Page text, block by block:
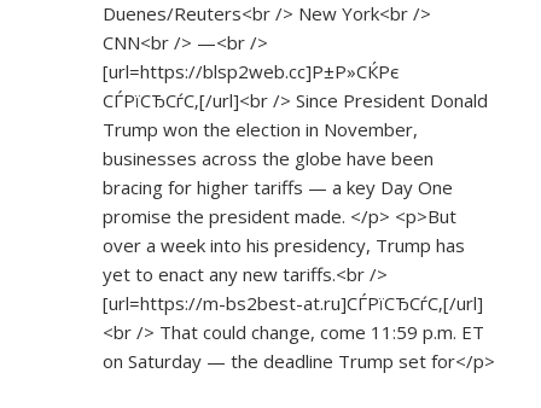
Duenes/Reuters<br /> New York<br />
CNN<br /> —<br />
[url=https://blsp2web.cc]Р±Р»СЌРє
СЃРїСЂСѓС‚[/url]<br /> Since President Donald
Trump won the election in November,
businesses across the globe have been
bracing for higher tariffs — a key Day One
promise the president made. </p> <p>But
over a week into his presidency, Trump has
yet to enact any new tariffs.<br />
[url=https://m-bs2best-at.ru]СЃРїСЂСѓС‚[/url]
<br /> That could change, come 11:59 p.m. ET
on Saturday — the deadline Trump set for</p>